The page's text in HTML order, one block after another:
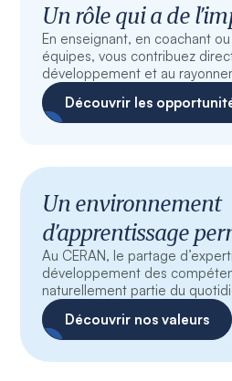
Un rôle qui a de
En enseignant, en coachant
équipes, vous contribuez
développement et au
Découvrir les
Un environnement
d’apprentissage
Au CERAN, le partage
développement des
naturellement partie du
Découvrir nos valeurs